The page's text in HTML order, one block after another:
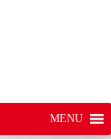
MENU